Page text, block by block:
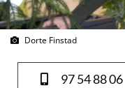
Dorte Finstad
97 54 88 06